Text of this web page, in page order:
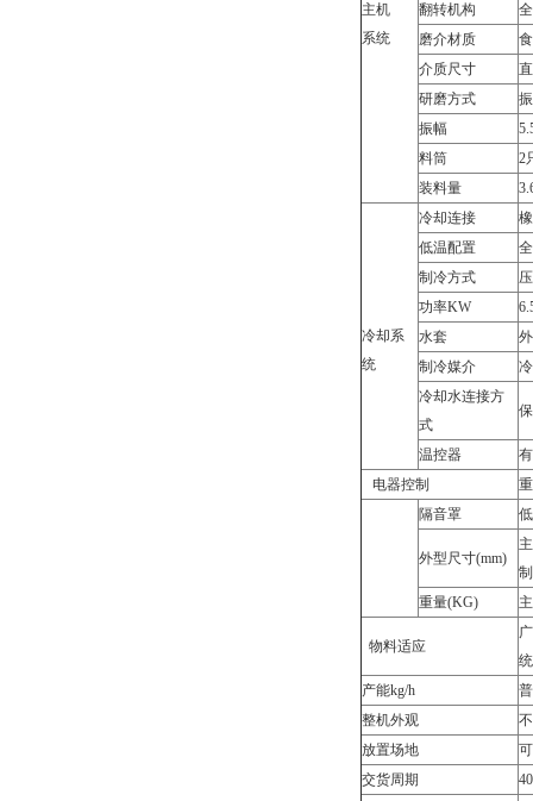
主机
系统
翻转机构
磨介材质
介质尺寸
研磨方式
振幅
料筒
2
装料量
冷却系
统
冷却连接
低温配置
制冷方式
功率KW
水套
制冷媒介
冷却水连接方
式
温控器
有
电器控制
隔音罩
外型尺寸(mm)
重量(KG)
物料适应
产能kg/h
整机外观
放置场地
交货周期